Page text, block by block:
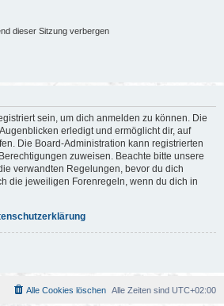
dieser Sitzung verbergen
sein, um dich anmelden zu können. Die
erledigt und ermöglicht dir, auf
Die Board-Administration kann registrierten
zuweisen. Beachte bitte unsere
verwandten Regelungen, bevor du dich
die jeweiligen Forenregeln, wenn du dich in
Alle Zeiten sind UTC+02:00
Alle Cookies löschen